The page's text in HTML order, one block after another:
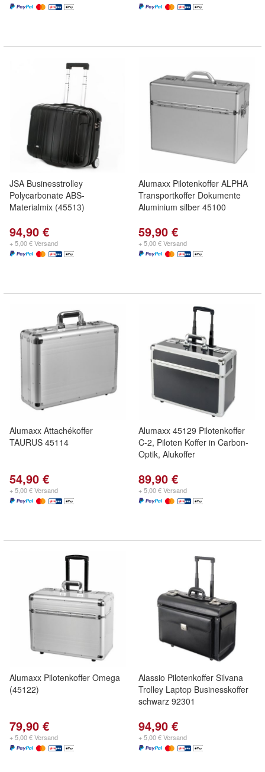
JSA Businesstrolley
Polycarbonate ABS-
Materialmix (45513)
94,90 €
+ 5,00 € Versand
Alumaxx Pilotenkoffer ALPHA
Transportkoffer Dokumente
Aluminium silber 45100
59,90 €
+ 5,00 € Versand
Alumaxx Attachékoffer
TAURUS 45114
54,90 €
+ 5,00 € Versand
Alumaxx 45129 Pilotenkoffer
C-2, Piloten Koffer in Carbon-
Optik, Alukoffer
89,90 €
+ 5,00 € Versand
Alumaxx Pilotenkoffer Omega
(45122)
79,90 €
+ 5,00 € Versand
Alassio Pilotenkoffer Silvana
Trolley Laptop Businesskoffer
schwarz 92301
94,90 €
+ 5,00 € Versand